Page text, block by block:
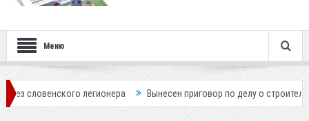
Меню
легионера Вынесен приговор по делу о строительстве